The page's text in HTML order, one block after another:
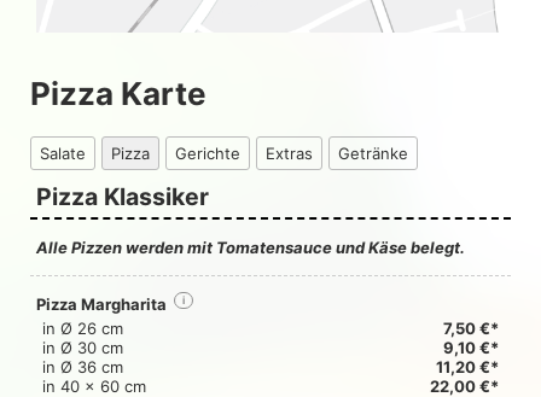
Pizza Karte
Salate Pizza Gerichte Extras Getränke
Pizza Klassiker
Alle Pizzen werden mit Tomatensauce und Käse belegt.
Pizza Margharita i
in Ø 26 cm
7,50 €*
in Ø 30 cm
9,10 €*
in Ø 36 cm
11,20 €*
in 40 x 60 cm
22,00 €*